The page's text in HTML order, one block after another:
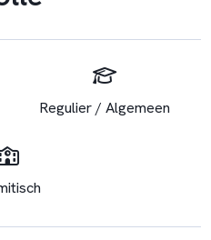
Regulier / Algemeen